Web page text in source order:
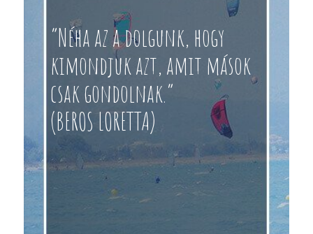
“Néha az a dolgunk, hogy
kimondjuk azt, amit mások
csak gondolnak.”
(BEROS LORETTA)